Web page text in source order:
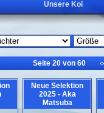
Unsere Koi
Seite 20 von 60
Neue Selektion
2025 - Aka
Matsuba